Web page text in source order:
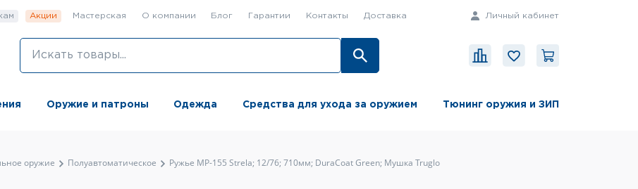
Акции Мастерская О компании Блог Гарантии Контакты Доставка Личный кабинет
Оружие и патроны Одежда Средства для ухода за оружием Тюнинг оружия и ЗИП
оружие Полуавтоматическое Ружье МР-155 Strela; 12/76; 710мм; DuraCoat Green; Мушка Truglo